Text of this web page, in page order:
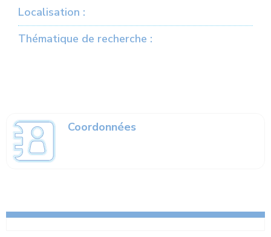
Localisation :
Thématique de recherche :
Coordonnées